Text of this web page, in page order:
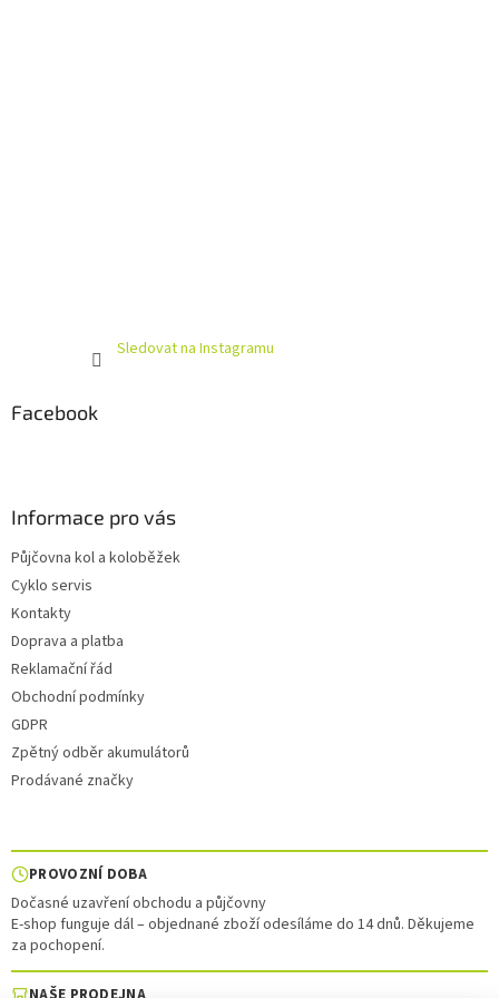
Sledovat na Instagramu
Facebook
Informace pro vás
Půjčovna kol a koloběžek
Cyklo servis
Kontakty
Doprava a platba
Reklamační řád
Obchodní podmínky
GDPR
Zpětný odběr akumulátorů
Prodávané značky
PROVOZNÍ DOBA
Dočasné uzavření obchodu a půjčovny
E-shop funguje dál – objednané zboží odesíláme do 14 dnů. Děkujeme
za pochopení.